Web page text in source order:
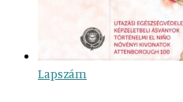
Lapszám